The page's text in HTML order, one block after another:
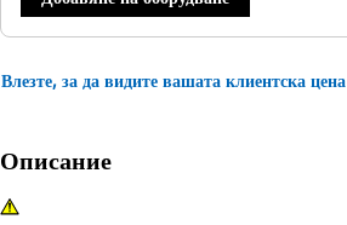
Влезте, за да видите вашата клиентска цена
Описание